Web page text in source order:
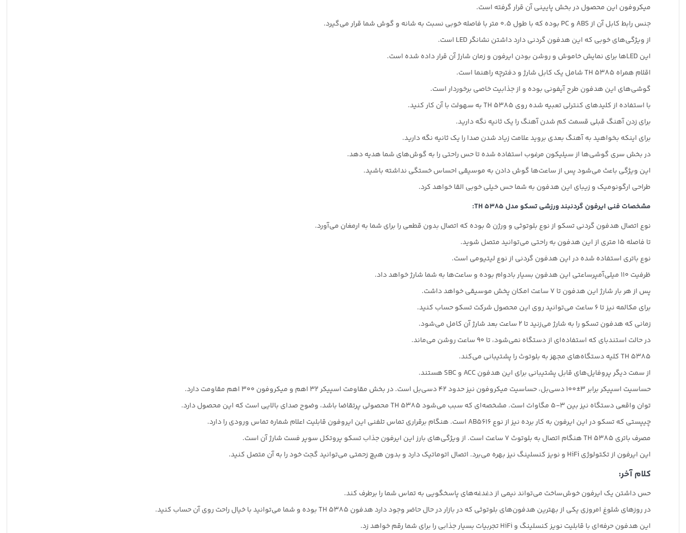
میکروفون این محصول در بخش پایینی آن قرار گرفته است.
جنس رابط کابل آن از ABS و PC بوده که با طول 0.5 متر با فاصله خوبی نسبت به شانه و گوش شما قرار می‌گیرد.
از ویژگی‌های خوبی که این هدفون گردنی دارد داشتن نشانگر LED است.
این LED‌ها برای نمایش خاموش و روشن بودن ایرفون و زمان شارژ آن قرار داده شده است.
اقلام همراه TH 5385 شامل یک کابل شارژ و دفترچه راهنما است.
گوشی‌های این هدفون طرح آیفونی بوده و از جذابیت خاصی برخوردار است.
با استفاده از کلیدهای کنترلی تعبیه شده روی TH 5385 به سهولت با آن کار کنید.
برای زدن آهنگ قبلی قسمت کم شدن آهنگ را یک ثانیه نگه دارید.
برای اینکه بخواهید به آهنگ بعدی بروید علامت زیاد شدن صدا را یک ثانیه نگه دارید.
در بخش سری گوشی‌ها از سیلیکون مرغوب استفاده شده تا حس راحتی را به گوش‌های شما هدیه دهد.
این ویژگی باعث می‌شود پس از ساعت‌ها گوش دادن به موسیقی احساس خستگی نداشته باشید.
طراحی ارگونومیک و زیبای این هدفون به شما حس خیلی خوبی القا خواهد کرد.
مشخصات فنی ایرفون گردنبند ورزشی تسکو مدل TH 5385:
نوع اتصال هدفون گردنی تسکو از نوع بلوتوثی و ورژن 5 بوده که اتصال بدون قطعی را برای شما به ارمغان می‌آورد.
تا فاصله 15 متری از این هدفون به راحتی می‌توانید متصل شوید.
نوع باتری استفاده شده در این هدفون گردنی از نوع لیتیومی است.
ظرفیت 110 میلی‌آمپرساعتی این هدفون بسیار بادوام بوده و ساعت‌ها به شما شارژ خواهد داد.
پس از هر بار شارژ این هدفون تا 7 ساعت امکان پخش موسیقی خواهد داشت.
برای مکالمه نیز تا 6 ساعت می‌توانید روی این محصول شرکت تسکو حساب کنید.
زمانی که هدفون تسکو را به شارژ می‌زنید تا 2 ساعت بعد شارژ آن کامل می‌شود.
در حالت استندبای که استفاده‌ای از دستگاه نمی‌شود، تا 90 ساعت روشن می‌ماند.
TH 5385 کلیه دستگاه‌های مجهز به بلوتوث را پشتیبانی می‌کند.
از سمت دیگر پروفایل‌های قابل پشتیبانی برای این هدفون ACC و SBC هستند.
حساسیت اسپیکر برابر 3±100 دسی‌بل، حساسیت میکروفون نیز حدود 42 دسی‌بل است. در بخش مقاومت اسپیکر 32 اهم و میکروفون 300 اهم مقاومت دارد.
توان واقعی دستگاه نیز بین 3-5 مگاوات است. مشخصه‌ای که سبب می‌شود TH 5385 محصولی پرتقاضا باشد، وضوح صدای بالایی است که این محصول دارد.
چیپستی که تسکو در این ایرفون به کار برده نیز از نوع AB5616 است. هنگام برقراری تماس تلفنی این ایروفون قابلیت اعلام شماره تماس ورودی را دارد.
مصرف باتری TH 5385 هنگام اتصال به بلوتوث 7 ساعت است. از ویژگی‌های بارز این ایرفون جذاب تسکو پروتکل سوپر فست شارژ آن است.
این ایرفون از تکتولوژی HiFi و نویز کنسلینگ نیز بهره می‌برد. اتصال اتوماتیک دارد و بدون هیچ زحمتی می‌توانید گجت خود را به آن متصل کنید.
کلام آخر:
حس داشتن یک ایرفون خوش‌ساخت می‌تواند نیمی از دغدغه‌های پاسخگویی به تماس شما را برطرف کند.
در روزهای شلوغ امروزی یکی از بهترین هدفون‌های بلوتوثی که در بازار در حال حاضر وجود دارد هدفون TH 5385 بوده و شما می‌توانید با خیال راحت روی آن حساب کنید.
این هدفون حرفه‌ای با قابلیت نویز کنسلینگ و HiFi تجربیات بسیار جذابی را برای شما رقم خواهد زد.